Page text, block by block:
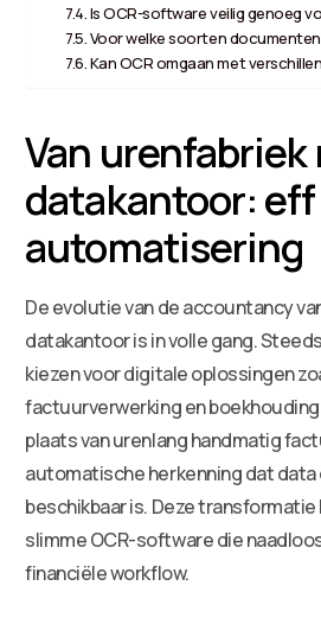
Is OCR-software veilig genoeg
Voor welke soorten
Kan OCR omgaan met
Van urenfabriek
datakantoor:
automatisering
De evolutie van de accountancy
datakantoor is in volle gang.
kiezen voor digitale oplossingen
factuurverwerking en
plaats van urenlang handmatig
automatische herkenning dat
beschikbaar is. Deze
slimme OCR-software die
financiële workflow.